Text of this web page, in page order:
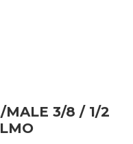
MALE 3/8 / 1/2